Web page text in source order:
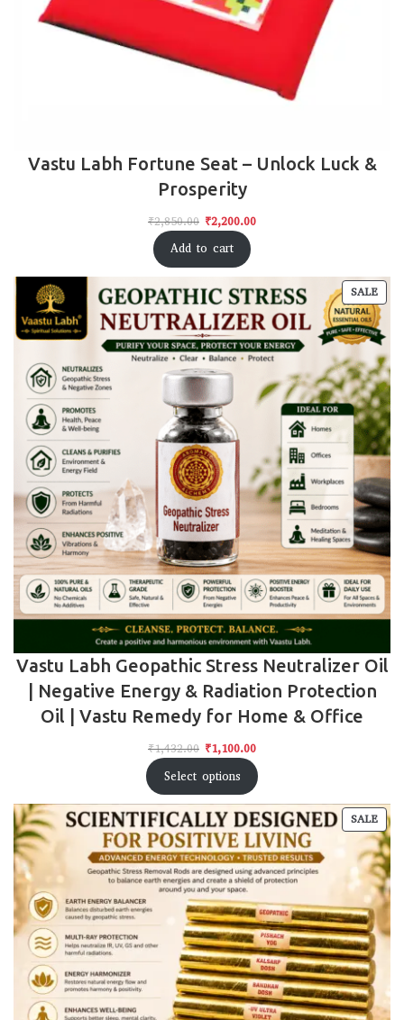
Vastu Labh Fortune Seat – Unlock Luck &
Prosperity
₹2,850.00 ₹2,200.00
Add to cart
SALE
Vastu Labh Geopathic Stress Neutralizer Oil
| Negative Energy & Radiation Protection
Oil | Vastu Remedy for Home & Office
₹1,432.00 ₹1,100.00
Select options
SALE